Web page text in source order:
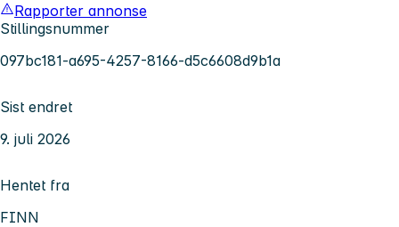
Rapporter annonse
Stillingsnummer
097bc181-a695-4257-8166-d5c6608d9b1a
Sist endret
9. juli 2026
Hentet fra
FINN